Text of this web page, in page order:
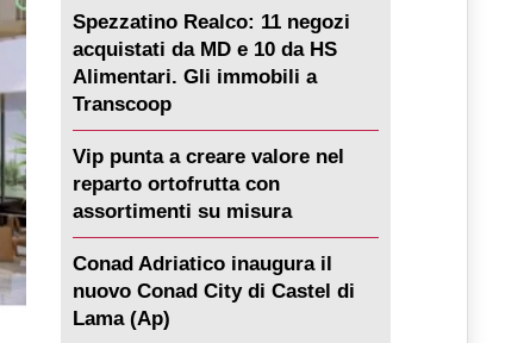
Spezzatino Realco: 11 negozi
acquistati da MD e 10 da HS
Alimentari. Gli immobili a
Transcoop
Vip punta a creare valore nel
reparto ortofrutta con
assortimenti su misura
Conad Adriatico inaugura il
nuovo Conad City di Castel di
Lama (Ap)